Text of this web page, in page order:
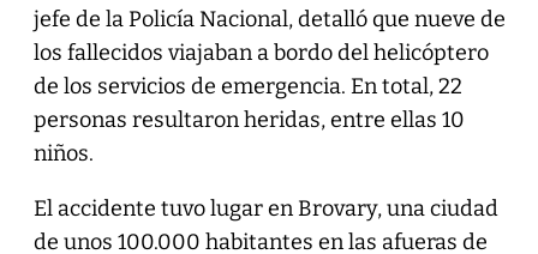
jefe de la Policía Nacional, detalló que nueve de
los fallecidos viajaban a bordo del helicóptero
de los servicios de emergencia. En total, 22
personas resultaron heridas, entre ellas 10
niños.
El accidente tuvo lugar en Brovary, una ciudad
de unos 100.000 habitantes en las afueras de